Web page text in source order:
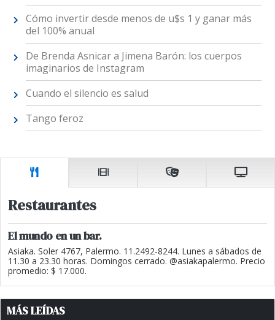
Cómo invertir desde menos de u$s 1 y ganar más
del 100% anual
De Brenda Asnicar a Jimena Barón: los cuerpos
imaginarios de Instagram
Cuando el silencio es salud
Tango feroz
Restaurantes
El mundo en un bar.
Asiaka. Soler 4767, Palermo. 11.2492-8244. Lunes a sábados de
11.30 a 23.30 horas. Domingos cerrado. @asiakapalermo. Precio
promedio: $ 17.000.
MÁS LEÍDAS